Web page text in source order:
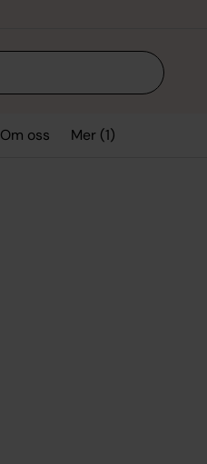
Om oss Mer (1)